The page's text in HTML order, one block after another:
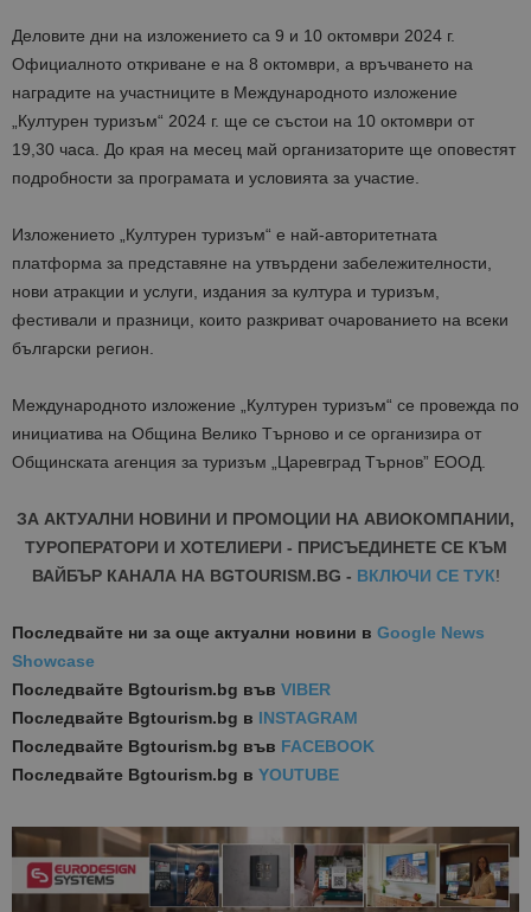
Деловите дни на изложението са 9 и 10 октомври 2024 г.
Официалното откриване е на 8 октомври, а връчването на
наградите на участниците в Международното изложение
„Културен туризъм“ 2024 г. ще се състои на 10 октомври от
19,30 часа. До края на месец май организаторите ще оповестят
подробности за програмата и условията за участие.
Изложението „Културен туризъм“ е най-авторитетната
платформа за представяне на утвърдени забележителности,
нови атракции и услуги, издания за култура и туризъм,
фестивали и празници, които разкриват очарованието на всеки
български регион.
Международното изложение „Културен туризъм“ се провежда по
инициатива на Община Велико Търново и се организира от
Общинската агенция за туризъм „Царевград Търнов” ЕООД.
ЗА АКТУАЛНИ НОВИНИ И ПРОМОЦИИ НА АВИОКОМПАНИИ,
ТУРОПЕРАТОРИ И ХОТЕЛИЕРИ - ПРИСЪЕДИНЕТЕ СЕ КЪМ
ВАЙБЪР КАНАЛА НА BGTOURISM.BG - ВКЛЮЧИ СЕ ТУК!
Последвайте ни за още актуални новини в Google News
Showcase
Последвайте Bgtourism.bg във VIBER
Последвайте Bgtourism.bg в INSTAGRAM
Последвайте Bgtourism.bg във FACEBOOK
Последвайте Bgtourism.bg в YOUTUBE